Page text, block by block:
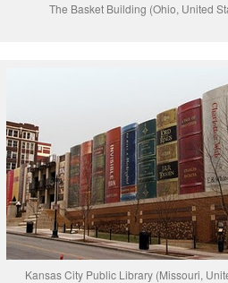
The Basket Building (Ohio, United
Kansas City Public Library (Missouri,